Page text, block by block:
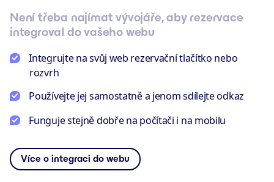
Není třeba najímat vývojáře, aby rezervace
integroval do vašeho webu
Integrujte na svůj web rezervační tlačítko nebo
rozvrh
Používejte jej samostatně a jenom sdílejte odkaz
Funguje stejně dobře na počítači i na mobilu
Více o integraci do webu